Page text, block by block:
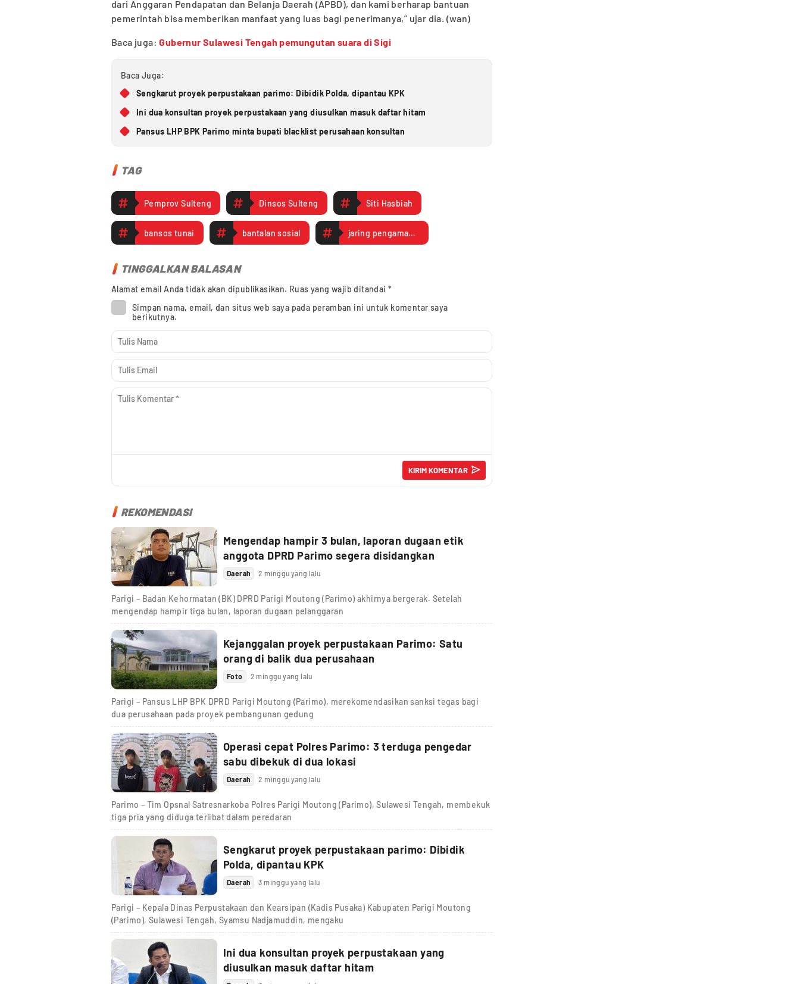
dari Anggaran Pendapatan dan Belanja Daerah (APBD), dan kami berharap bantuan
pemerintah bisa memberikan manfaat yang luas bagi penerimanya,” ujar dia. (wan)
Baca juga:Gubernur Sulawesi Tengah pemungutan suara di Sigi
Baca Juga:
Sengkarut proyek perpustakaan parimo: Dibidik Polda, dipantau KPK
Ini dua konsultan proyek perpustakaan yang diusulkan masuk daftar hitam
Pansus LHP BPK Parimo minta bupati blacklist perusahaan konsultan
TAG
Pemprov Sulteng Dinsos Sulteng Siti Hasbiah
bansos tunai bantalan sosial jaring pengaman sosial
TINGGALKAN BALASAN
Alamat email Anda tidak akan dipublikasikan. Ruas yang wajib ditandai*
Simpan nama, email, dan situs web saya pada peramban ini untuk komentar saya
berikutnya.
REKOMENDASI
Mengendap hampir 3 bulan, laporan dugaan etik
anggota DPRD Parimo segera disidangkan
Daerah 2 minggu yang lalu
Parigi – Badan Kehormatan (BK) DPRD Parigi Moutong (Parimo) akhirnya bergerak. Setelah
mengendap hampir tiga bulan, laporan dugaan pelanggaran
Kejanggalan proyek perpustakaan Parimo: Satu
orang di balik dua perusahaan
Foto 2 minggu yang lalu
Parigi – Pansus LHP BPK DPRD Parigi Moutong (Parimo), merekomendasikan sanksi tegas bagi
dua perusahaan pada proyek pembangunan gedung
Operasi cepat Polres Parimo: 3 terduga pengedar
sabu dibekuk di dua lokasi
Daerah 2 minggu yang lalu
Parimo – Tim Opsnal Satresnarkoba Polres Parigi Moutong (Parimo), Sulawesi Tengah, membekuk
tiga pria yang diduga terlibat dalam peredaran
Sengkarut proyek perpustakaan parimo: Dibidik
Polda, dipantau KPK
Daerah 3 minggu yang lalu
Parigi – Kepala Dinas Perpustakaan dan Kearsipan (Kadis Pusaka) Kabupaten Parigi Moutong
(Parimo), Sulawesi Tengah, Syamsu Nadjamuddin, mengaku
Ini dua konsultan proyek perpustakaan yang
diusulkan masuk daftar hitam